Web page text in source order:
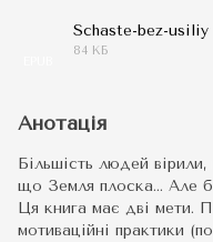
Schaste-bez-usiliy
84 КБ
Анотація
Більшість людей
що Земля плоска… Але
Ця книга має дві мети.
мотиваційні практики